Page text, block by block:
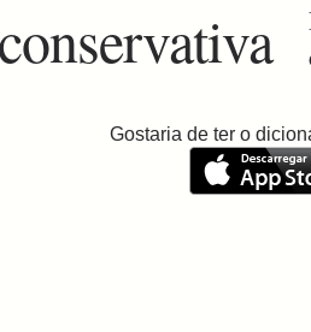
Gostaria de ter o